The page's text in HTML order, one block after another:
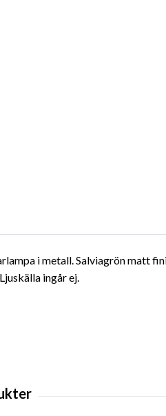
i metall. Salviagrön matt
ingår ej.